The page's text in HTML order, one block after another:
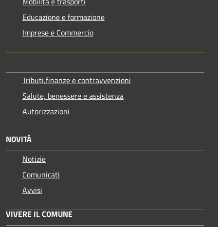
Educazione e formazione
Imprese e Commercio
Tributi,finanze e contravvenzioni
Salute, benessere e assistenza
Autorizzazioni
NOVITÀ
Notizie
Comunicati
Avvisi
VIVERE IL COMUNE